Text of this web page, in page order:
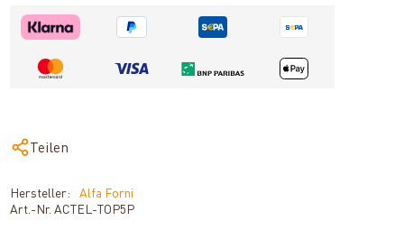
Teilen
Hersteller:
Alfa Forni
Art.-Nr.ACTEL-TOP5P